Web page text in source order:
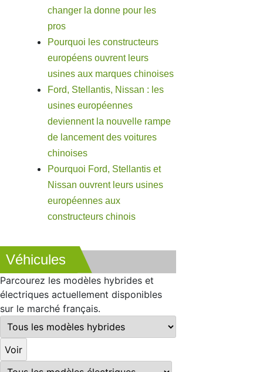
changer la donne pour les
pros
Pourquoi les constructeurs
européens ouvrent leurs
usines aux marques chinoises
Ford, Stellantis, Nissan : les
usines européennes
deviennent la nouvelle rampe
de lancement des voitures
chinoises
Pourquoi Ford, Stellantis et
Nissan ouvrent leurs usines
européennes aux
constructeurs chinois
Véhicules
Parcourez les modèles hybrides et
électriques actuellement disponibles
sur le marché français.